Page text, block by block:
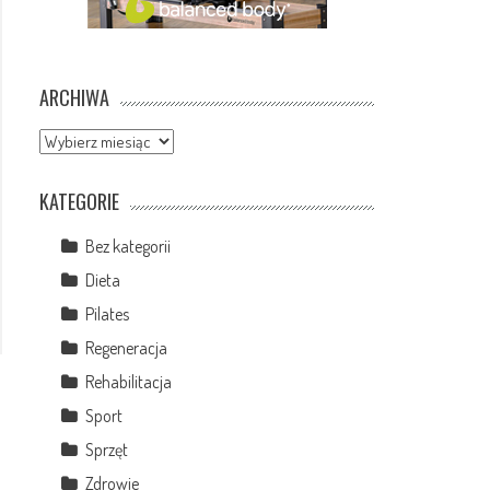
ARCHIWA
Archiwa
KATEGORIE
Bez kategorii
Dieta
Pilates
Regeneracja
Rehabilitacja
Sport
Sprzęt
Zdrowie